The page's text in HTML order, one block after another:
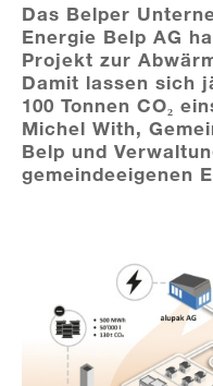
Das Belper
Energie Belp AG
Projekt zur
Damit lassen sich
100 Tonnen CO₂
Michel With,
Belp und
gemeindeeigenen